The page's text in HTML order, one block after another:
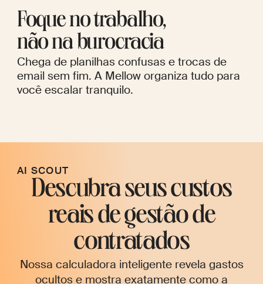
Foque no trabalho,
não na burocracia
Chega de planilhas confusas e trocas de
email sem fim. A Mellow organiza tudo para
você escalar tranquilo.
AI SCOUT
Descubra seus custos
reais de gestão de
contratados
Nossa calculadora inteligente revela gastos
ocultos e mostra exatamente como a